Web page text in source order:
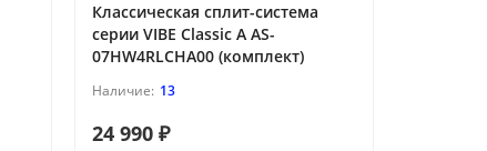
Классическая сплит-система
серии VIBE Classic A AS-
07HW4RLCHA00 (комплект)
13
24 990 ₽